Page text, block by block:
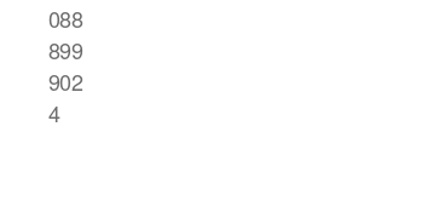
088
899
902
4